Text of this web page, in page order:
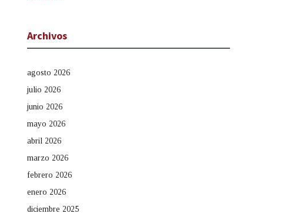
Archivos
agosto 2026
julio 2026
junio 2026
mayo 2026
abril 2026
marzo 2026
febrero 2026
enero 2026
diciembre 2025